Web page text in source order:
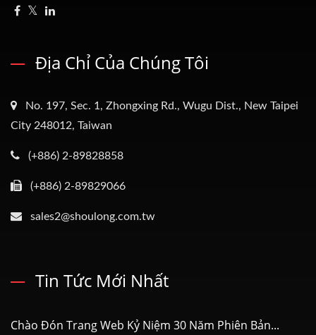
Địa Chỉ Của Chúng Tôi
No. 197, Sec. 1, Zhongxing Rd., Wugu Dist., New Taipei
City 248012, Taiwan
(+886) 2-89828858
(+886) 2-89829066
sales2@shoulong.com.tw
Tin Tức Mới Nhất
Chào Đón Trang Web Kỷ Niệm 30 Năm Phiên Bản...